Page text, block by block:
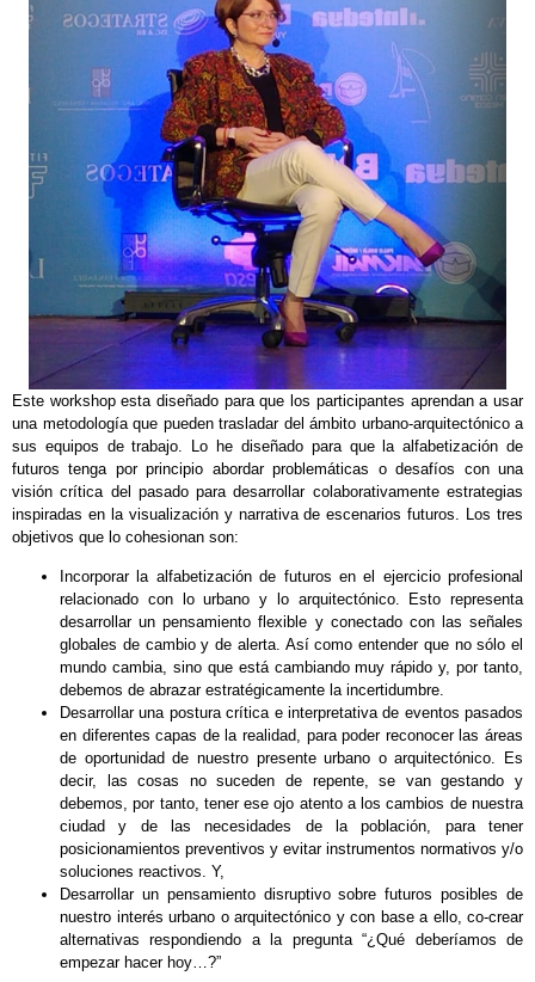
Este workshop esta diseñado para que los participantes aprendan a usar
una metodología que pueden trasladar del ámbito urbano-arquitectónico a
sus equipos de trabajo. Lo he diseñado para que la alfabetización de
futuros tenga por principio abordar problemáticas o desafíos con una
visión crítica del pasado para desarrollar colaborativamente estrategias
inspiradas en la visualización y narrativa de escenarios futuros. Los tres
objetivos que lo cohesionan son:
Incorporar la alfabetización de futuros en el ejercicio profesional
relacionado con lo urbano y lo arquitectónico. Esto representa
desarrollar un pensamiento flexible y conectado con las señales
globales de cambio y de alerta. Así como entender que no sólo el
mundo cambia, sino que está cambiando muy rápido y, por tanto,
debemos de abrazar estratégicamente la incertidumbre.
Desarrollar una postura crítica e interpretativa de eventos pasados
en diferentes capas de la realidad, para poder reconocer las áreas
de oportunidad de nuestro presente urbano o arquitectónico. Es
decir, las cosas no suceden de repente, se van gestando y
debemos, por tanto, tener ese ojo atento a los cambios de nuestra
ciudad y de las necesidades de la población, para tener
posicionamientos preventivos y evitar instrumentos normativos y/o
soluciones reactivos. Y,
Desarrollar un pensamiento disruptivo sobre futuros posibles de
nuestro interés urbano o arquitectónico y con base a ello, co-crear
alternativas respondiendo a la pregunta “¿Qué deberíamos de
empezar hacer hoy…?”